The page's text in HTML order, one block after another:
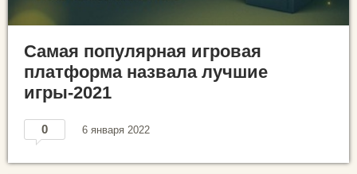
Самая популярная игровая
платформа назвала лучшие
игры-2021
0 6 января 2022